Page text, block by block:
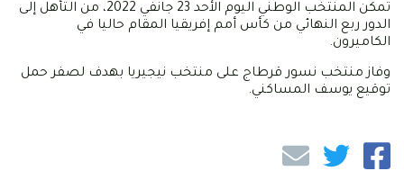
تمكن المنتخب الوطني اليوم الأحد 23 جانفي 2022، من التأهل إلى
الدور ربع النهائي من كأس أمم إفريقيا المقام حاليا في
الكاميرون.
وفاز منتخب نسور قرطاج على منتخب نيجيريا بهدف لصفر حمل
توقيع يوسف المساكني.